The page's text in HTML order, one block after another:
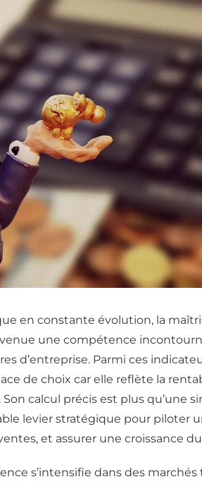
en constante évolution, la
une compétence
d’entreprise. Parmi ces
de choix car elle reflète la
calcul précis est plus qu’une
levier stratégique pour piloter
et assurer une croissance
s’intensifie dans des